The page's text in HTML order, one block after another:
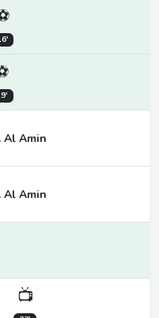
Al Amin
Al Amin
📺